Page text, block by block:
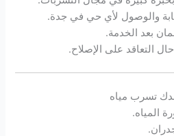
والوصول لأي حي في جدة.
بعد الخدمة.
التعاقد على الإصلاح.
تسرب مياه
المياه.